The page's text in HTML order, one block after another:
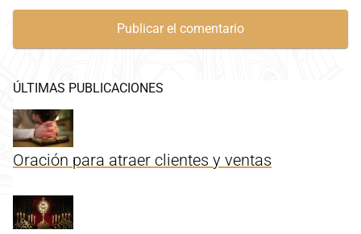
ÚLTIMAS PUBLICACIONES
Oración para atraer clientes y ventas